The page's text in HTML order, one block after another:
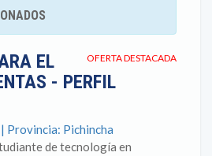
OFERTA DESTACADA
EL
- PERFIL
Provincia: Pichincha
de tecnología en